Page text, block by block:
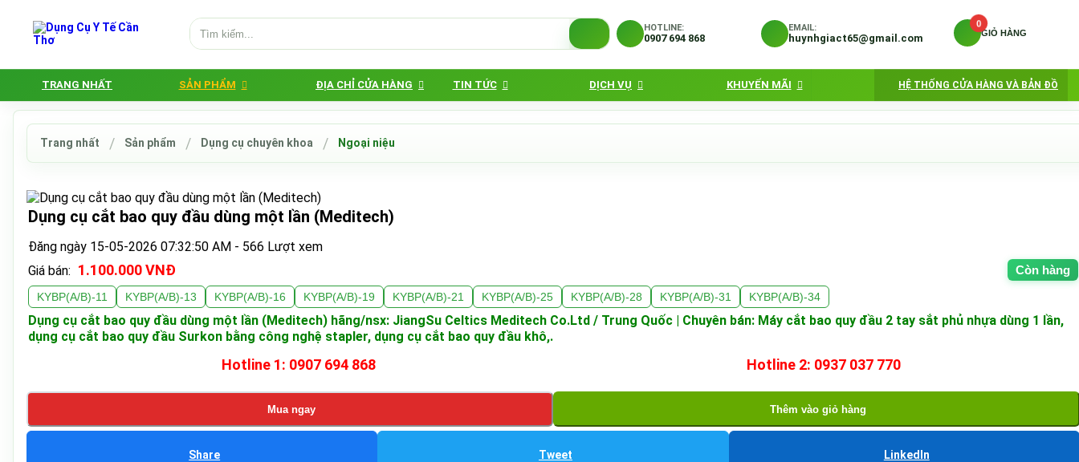
HOTLINE:
0907 694 868
EMAIL:
huynhgiact65@gmail.com
0
GIỎ HÀNG
TRANG NHẤT SẢN PHẨM ĐỊA CHỈ CỬA HÀNG TIN TỨC DỊCH VỤ KHUYẾN MÃI HỆ THỐNG CỬA HÀNG VÀ BẢN ĐỒ
Trang nhất Sản phẩm Dụng cụ chuyên khoa Ngoại niệu
Dụng cụ cắt bao quy đầu dùng một lần (Meditech)
Đăng ngày 15-05-2026 07:32:50 AM - 566 Lượt xem
Giá bán: 1.100.000 VNĐ Còn hàng
KYBP(A/B)-11 KYBP(A/B)-13 KYBP(A/B)-16 KYBP(A/B)-19 KYBP(A/B)-21 KYBP(A/B)-25 KYBP(A/B)-28 KYBP(A/B)-31 KYBP(A/B)-34
Dụng cụ cắt bao quy đầu dùng một lần (Meditech) hãng/nsx: JiangSu Celtics Meditech Co.Ltd / Trung Quốc | Chuyên bán: Máy cắt bao quy đầu 2 tay sắt phủ nhựa dùng 1 lần,
dụng cụ cắt bao quy đầu Surkon bằng công nghệ stapler, dụng cụ cắt bao quy đầu khô,.
Hotline 1: 0907 694 868 Hotline 2: 0937 037 770
Mua ngay Thêm vào giỏ hàng
Share Tweet LinkedIn